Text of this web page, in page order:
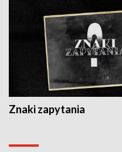
Znaki zapytania